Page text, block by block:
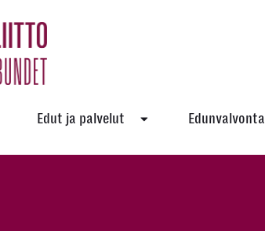
Edut ja palvelut Edunvalvonta